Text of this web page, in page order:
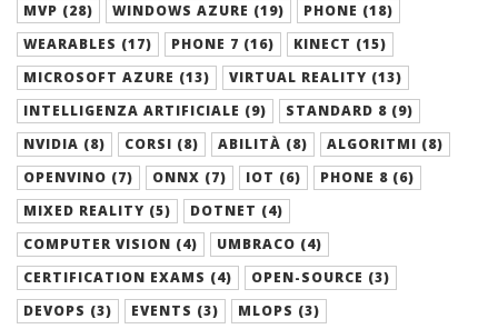
MVP (28)
WINDOWS AZURE (19)
PHONE (18)
WEARABLES (17)
PHONE 7 (16)
KINECT (15)
MICROSOFT AZURE (13)
VIRTUAL REALITY (13)
INTELLIGENZA ARTIFICIALE (9)
STANDARD 8 (9)
NVIDIA (8)
CORSI (8) ABILITÀ (8)
ALGORITMI (8)
OPENVINO (7)
ONNX (7) IOT (6)
PHONE 8 (6)
MIXED REALITY (5)
DOTNET (4)
COMPUTER VISION (4)
UMBRACO (4)
CERTIFICATION EXAMS (4)
OPEN-SOURCE (3)
DEVOPS (3)
EVENTS (3)
MLOPS (3)